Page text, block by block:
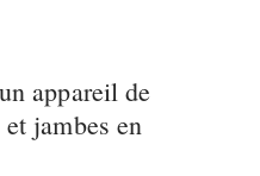
appareil de
jambes en